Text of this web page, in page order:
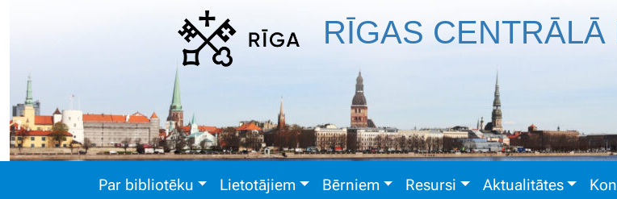
RĪGAS
Par bibliotēku Lietotājiem Bērniem Resursi Aktualitātes